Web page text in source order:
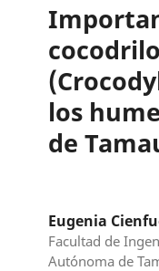
los
de
Eugenia
Facultad de
Autónoma de